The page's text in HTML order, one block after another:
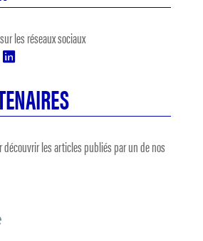
les réseaux sociaux
découvrir les articles publiés par un de nos